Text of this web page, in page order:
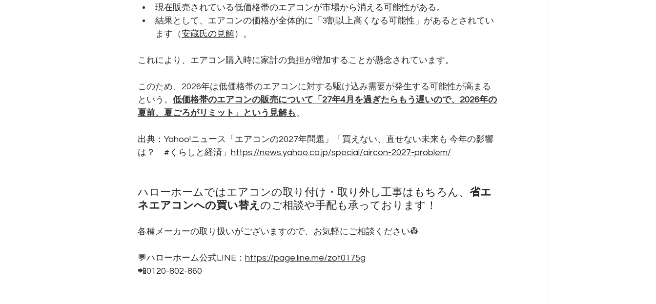
現在販売されている低価格帯のエアコンが市場から消える可能性がある。
結果として、エアコンの価格が全体的に「3割以上高くなる可能性」があるとされてい
ます（安蔵氏の見解）。
これにより、エアコン購入時に家計の負担が増加することが懸念されています。
このため、2026年は低価格帯のエアコンに対する駆け込み需要が発生する可能性が高まる
という。 低価格帯のエアコンの販売について「27年4月を過ぎたらもう遅いので、2026年の
夏前、夏ごろがリミット」という見解も 。
出典：Yahoo!ニュース「エアコンの2027年問題」「買えない、直せない未来も 今年の影響
は？ #くらしと経済 」 https://news.yahoo.co.jp/special/aircon-2027-problem/
ハローホームではエアコンの取り付け・取り外し工事はもちろん、 省エ
ネエアコンへの買い替え のご相談や手配も承っております！
各種メーカーの取り扱いがございますので、お気軽にご相談ください👷
💬ハローホーム公式LINE： https://page.line.me/zot0175g
📲0120-802-860